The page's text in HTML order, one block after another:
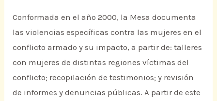
Conformada en el año 2000, la Mesa documenta
las violencias específicas contra las mujeres en el
conflicto armado y su impacto, a partir de: talleres
con mujeres de distintas regiones víctimas del
conflicto; recopilación de testimonios; y revisión
de informes y denuncias públicas. A partir de este